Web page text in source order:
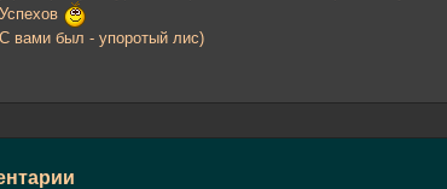
Успехов
С вами был - упоротый лис)